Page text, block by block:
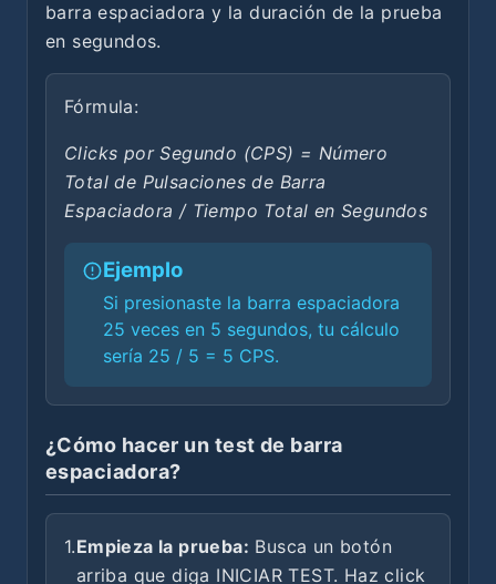
barra espaciadora y la duración de la prueba
en segundos.
Fórmula:
Clicks por Segundo (CPS) = Número
Total de Pulsaciones de Barra
Espaciadora / Tiempo Total en Segundos
Ejemplo
Si presionaste la barra espaciadora
25 veces en 5 segundos, tu cálculo
sería 25 / 5 = 5 CPS.
¿Cómo hacer un test de barra
espaciadora?
1.Empieza la prueba: Busca un botón
arriba que diga INICIAR TEST. Haz click